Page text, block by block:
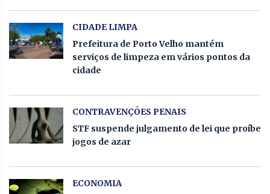
CIDADE LIMPA
Prefeitura de Porto Velho mantém
serviços de limpeza em vários pontos da
cidade
CONTRAVENÇÕES PENAIS
STF suspende julgamento de lei que proíbe
jogos de azar
ECONOMIA